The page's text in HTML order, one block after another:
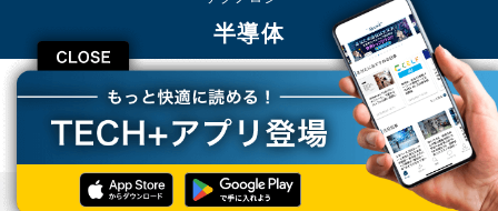
CLOSE
半導体
TECH+ テクノロジー
半導体
広がる車載カメラの応用範囲、高まる高解像度ニーズ